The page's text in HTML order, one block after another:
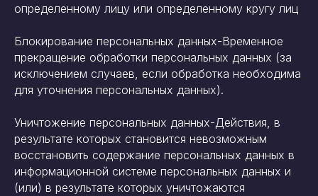
определенному лицу или определенному кругу лиц
Блокирование персональных данных-Временное
прекращение обработки персональных данных (за
исключением случаев, если обработка необходима
для уточнения персональных данных).
Уничтожение персональных данных-Действия, в
результате которых становится невозможным
восстановить содержание персональных данных в
информационной системе персональных данных и
(или) в результате которых уничтожаются